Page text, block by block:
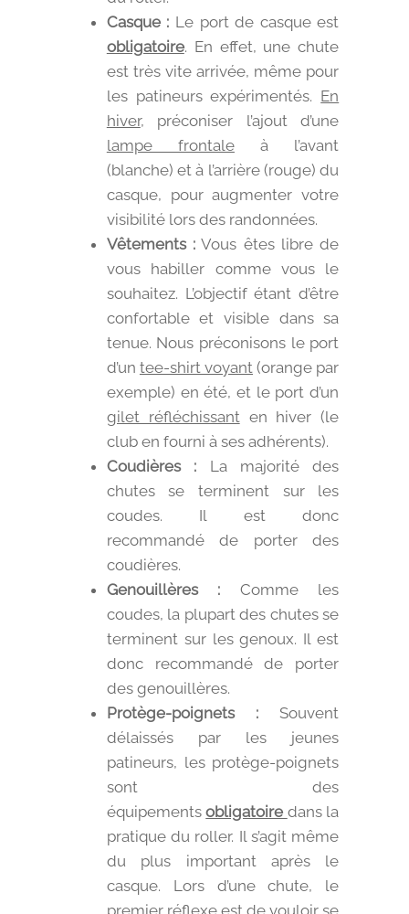
Casque : Le port de casque est
obligatoire. En effet, une chute
est très vite arrivée, même pour
les patineurs expérimentés. En
hiver, préconiser l’ajout d’une
lampe frontaleà l’avant
(blanche) et à l’arrière (rouge) du
casque, pour augmenter votre
visibilité lors des randonnées.
Vêtements : Vous êtes libre de
vous habiller comme vous le
souhaitez. L’objectif étant d’être
confortable et visible dans sa
tenue. Nous préconisons le port
d’un tee-shirt voyant (orange par
exemple) en été, et le port d’un
gilet réfléchissanten hiver (le
club en fourni à ses adhérents).
Coudières : La majorité des
chutes se terminent sur les
coudes. Il est donc
recommandé de porter des
coudières.
Genouillères : Comme les
coudes, la plupart des chutes se
terminent sur les genoux. Il est
donc recommandé de porter
des genouillères.
Protège-poignets : Souvent
délaissés par les jeunes
patineurs, les protège-poignets
sont des
équipementsobligatoire dans la
pratique du roller. Il s’agit même
du plus important après le
casque. Lors d’une chute, le